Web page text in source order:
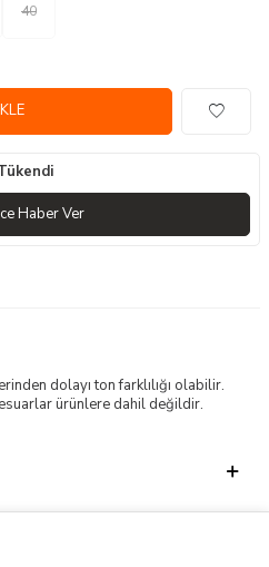
40
Haber Ver
dolayı ton farklılığı olabilir.
ürünlere dahil değildir.